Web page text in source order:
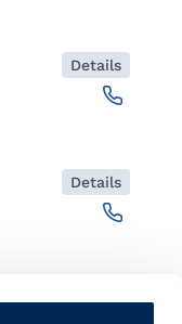
Details
Details
Details